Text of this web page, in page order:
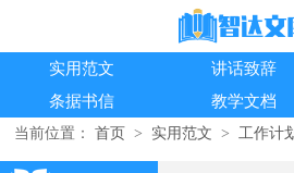
实用范文 讲话致辞
条据书信
教学文档
当前位置： 首页 > 实用范文 > 工作计